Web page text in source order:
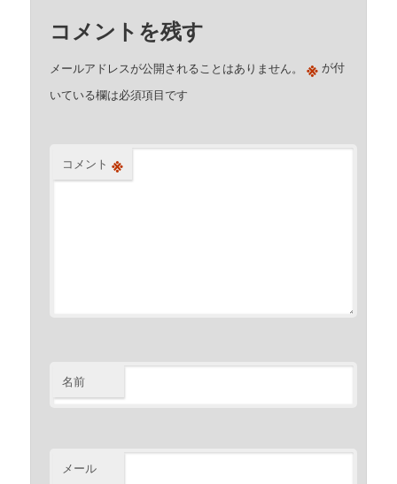
コメントを残す
メールアドレスが公開されることはありません。 ※ が付
いている欄は必須項目です
コメント ※
名前
メール